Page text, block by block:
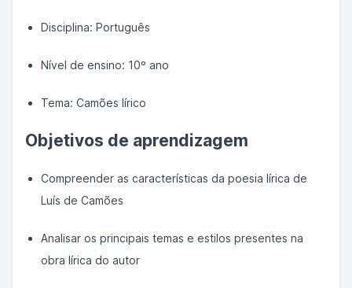
Disciplina: Português
Nível de ensino: 10º ano
Tema: Camões lírico
Objetivos de aprendizagem
Compreender as características da poesia lírica de
Luís de Camões
Analisar os principais temas e estilos presentes na
obra lírica do autor